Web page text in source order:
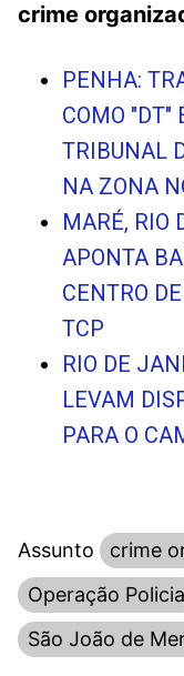
crime
PENHA:
COMO "DT"
TRIBUNAL
NA ZONA
MARÉ, RIO
APONTA
CENTRO
TCP
RIO DE
LEVAM
PARA O
Assunto
crime
Operação
São João de